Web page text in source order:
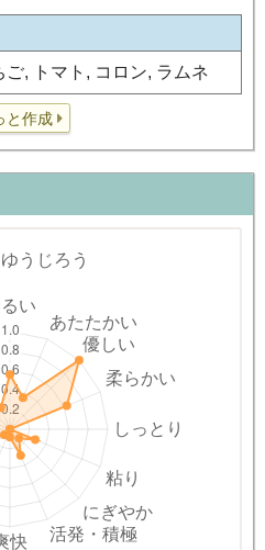
ご, トマト, コロン, ラムネ
と作成